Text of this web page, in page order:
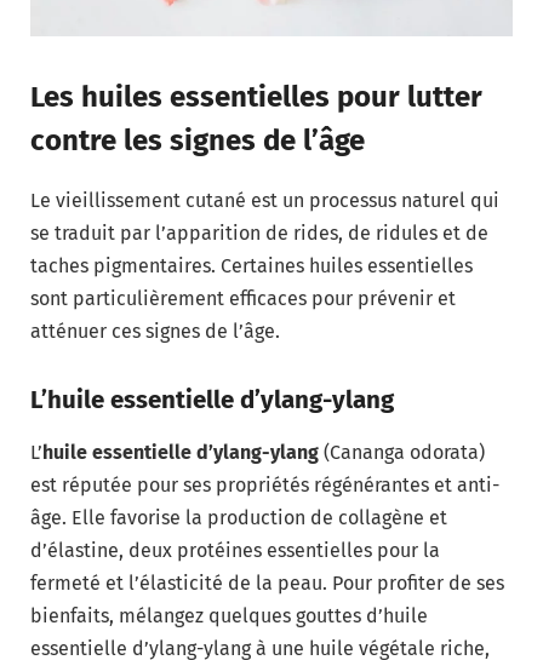
Les huiles essentielles pour lutter
contre les signes de l’âge
Le vieillissement cutané est un processus naturel qui
se traduit par l’apparition de rides, de ridules et de
taches pigmentaires. Certaines huiles essentielles
sont particulièrement efficaces pour prévenir et
atténuer ces signes de l’âge.
L’huile essentielle d’ylang-ylang
L’ huile essentielle d’ylang-ylang (Cananga odorata)
est réputée pour ses propriétés régénérantes et anti-
âge. Elle favorise la production de collagène et
d’élastine, deux protéines essentielles pour la
fermeté et l’élasticité de la peau. Pour profiter de ses
bienfaits, mélangez quelques gouttes d’huile
essentielle d’ylang-ylang à une huile végétale riche,